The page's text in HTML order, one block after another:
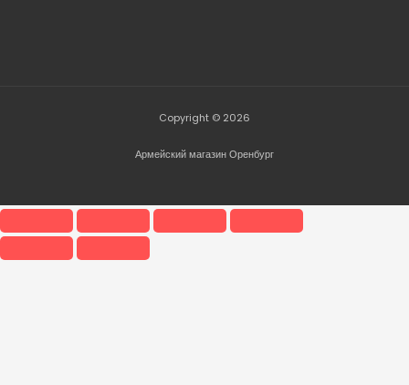
Copyright © 2026
Армейский магазин Оренбург